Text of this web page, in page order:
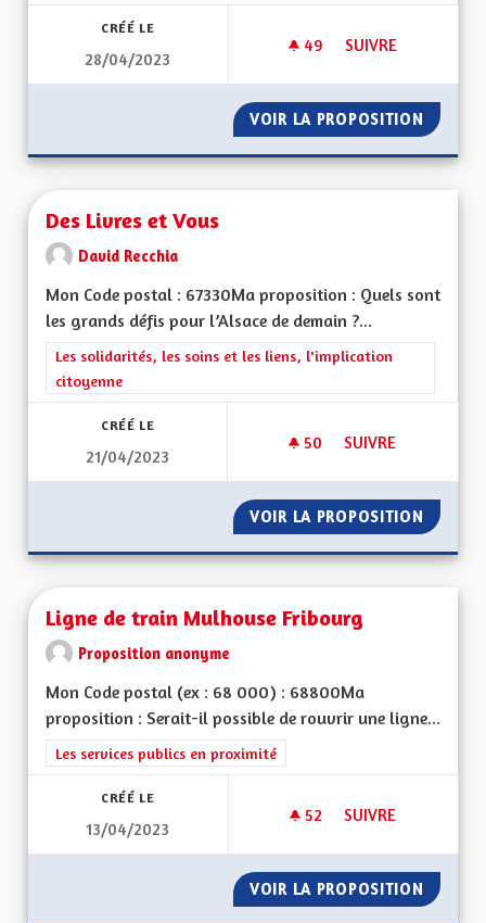
CRÉÉ LE
28/04/2023
49 49 ABONNÉS
SUIVRE
VOIR LA PROPOSITION AIDES
Des Livres et Vous
David Recchia
Mon Code postal : 67330Ma proposition : Quels sont
les grands défis pour l’Alsace de demain ?...
Filtrer les résultats de la catégorie : Les solidarités, les soins
Les solidarités, les soins et les liens, l'implication
citoyenne
CRÉÉ LE
21/04/2023
50 50 ABONNÉS
SUIVRE
VOIR LA PROPOSITION DES
Ligne de train Mulhouse Fribourg
Proposition anonyme
Mon Code postal (ex : 68 000) : 68800Ma
proposition : Serait-il possible de rouvrir une ligne...
Filtrer les résultats de la catégorie : Les services publics en
Les services publics en proximité
CRÉÉ LE
13/04/2023
52 52 ABONNÉS
SUIVRE
VOIR LA PROPOSITION LIGNE